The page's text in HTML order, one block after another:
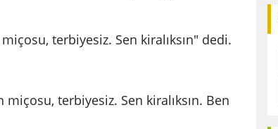
terbiyesiz. Sen kiralıksın" dedi.
miçosu, terbiyesiz. Sen kiralıksın. Ben